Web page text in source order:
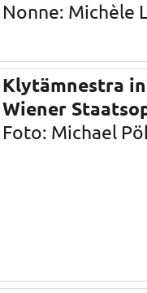
Nonne: Michèle
Klytämnestra
Wiener
Foto: Michael